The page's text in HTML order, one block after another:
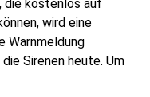
die kostenlos auf
wird eine
Warnmeldung
Sirenen heute. Um